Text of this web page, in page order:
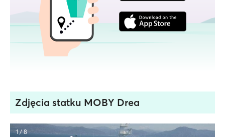
Zdjęcia statku MOBY Drea
1 / 8